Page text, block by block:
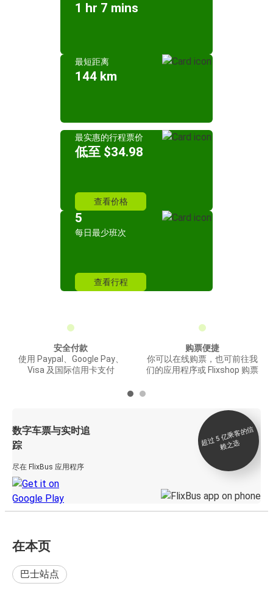
1 hr 7 mins
最短距离
144 km
最实惠的行程票价
低至 $34.98
查看价格
5
每日最少班次
查看行程
安全付款
使用 Paypal、Google Pay、
Visa 及国际信用卡支付
购票便捷
你可以在线购票，也可前往我
们的应用程序或 Flixshop 购票
数字车票与实时追
踪
尽在 FlixBus 应用程序
超
过 5
亿
乘
客
的
信
赖
之
选
在本页
巴士站点